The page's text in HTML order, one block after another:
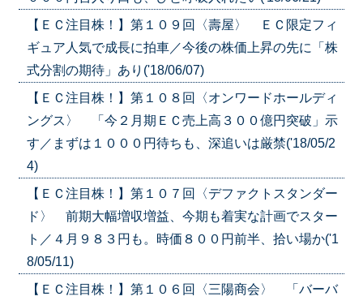
【ＥＣ注目株！】第１０９回〈壽屋〉 ＥＣ限定フィ
ギュア人気で成長に拍車／今後の株価上昇の先に「株
式分割の期待」あり('18/06/07)
【ＥＣ注目株！】第１０８回〈オンワードホールディ
ングス〉 「今２月期ＥＣ売上高３００億円突破」示
す／まずは１０００円待ちも、深追いは厳禁('18/05/2
4)
【ＥＣ注目株！】第１０７回〈デファクトスタンダー
ド〉 前期大幅増収増益、今期も着実な計画でスター
ト／４月９８３円も。時価８００円前半、拾い場か('1
8/05/11)
【ＥＣ注目株！】第１０６回〈三陽商会〉 「バーバ